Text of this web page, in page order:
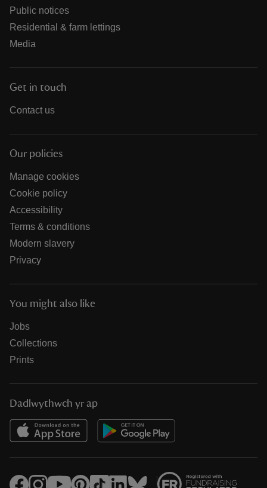
Public notices
Residential & farm lettings
Media
Get in touch
Contact us
Our policies
Manage cookies
Cookie policy
Accessibility
Terms & conditions
Modern slavery
Privacy
You might also like
Jobs
Collections
Prints
Dadlwythwch yr ap